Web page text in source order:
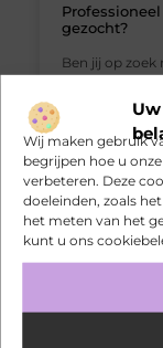
Wij maken gebruik
begrijpen hoe u
verbeteren. Deze
doeleinden, zoals
het meten van het
kunt u ons
gezocht?
Ben jij op zoek
gaan
gekomen. Dit
werknemers
voor jou
Dit